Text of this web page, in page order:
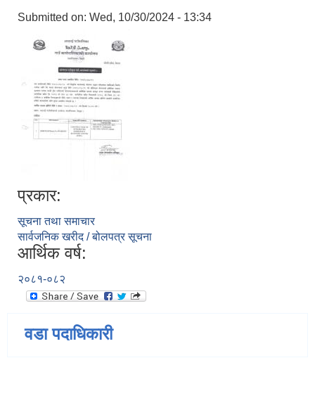
Submitted on: Wed, 10/30/2024 - 13:34
प्रकार:
सूचना तथा समाचार
सार्वजनिक खरीद / बोलपत्र सूचना
आर्थिक वर्ष:
२०८१-०८२
वडा पदाधिकारी